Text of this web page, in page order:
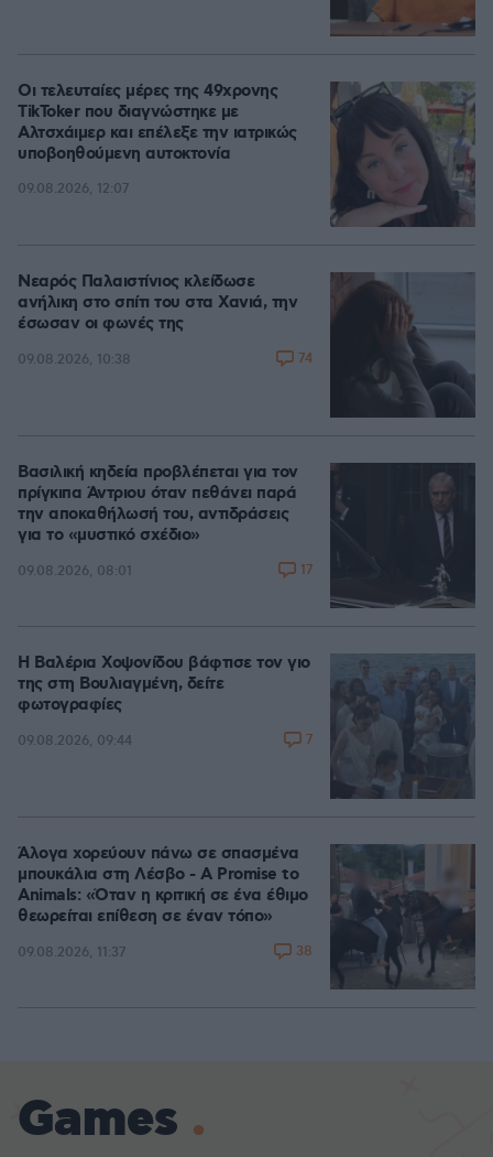
Οι τελευταίες μέρες της 49χρονης
TikToker που διαγνώστηκε με
Αλτσχάιμερ και επέλεξε την ιατρικώς
υποβοηθούμενη αυτοκτονία
09.08.2026, 12:07
Νεαρός Παλαιστίνιος κλείδωσε
ανήλικη στο σπίτι του στα Χανιά, την
έσωσαν οι φωνές της
09.08.2026, 10:38 74
Βασιλική κηδεία προβλέπεται για τον
πρίγκιπα Άντριου όταν πεθάνει παρά
την αποκαθήλωσή του, αντιδράσεις
για το «μυστικό σχέδιο»
09.08.2026, 08:01 17
Η Βαλέρια Χοψονίδου βάφτισε τον γιο
της στη Βουλιαγμένη, δείτε
φωτογραφίες
09.08.2026, 09:44 7
Άλογα χορεύουν πάνω σε σπασμένα
μπουκάλια στη Λέσβο - A Promise to
Animals: «Όταν η κριτική σε ένα έθιμο
θεωρείται επίθεση σε έναν τόπο»
09.08.2026, 11:37 38
Games